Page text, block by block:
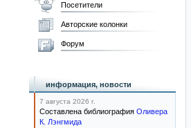
Посетители
Авторские колонки
Форум
информация, новости
7 августа 2026 г.
Составлена библиография Оливера
К. Лэнгмида